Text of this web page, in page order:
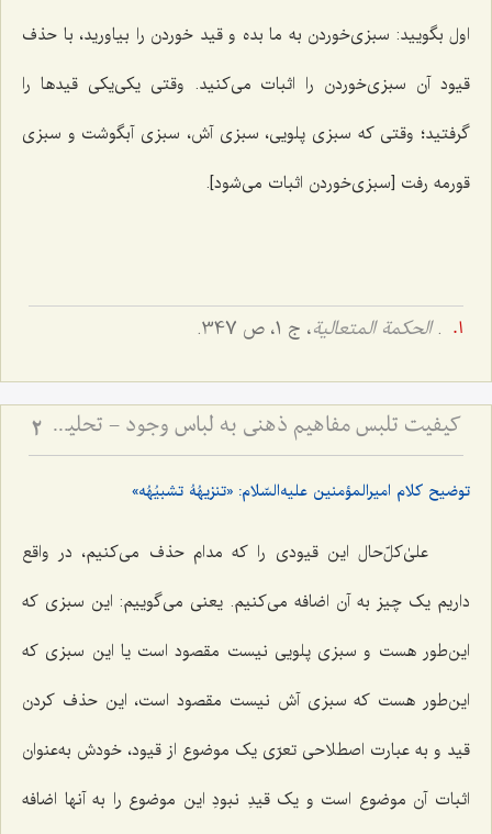
اول بگویید: سبزی‌خوردن به ما بده و قید خوردن را بیاورید، با حذف
قیود آن سبزی‌خوردن را اثبات می‌کنید. وقتی یکی‌یکی قیدها را
گرفتید؛ وقتی که سبزی پلویی، سبزی آش، سبزی آبگوشت و سبزی
قورمه رفت [سبزی‌خوردن اثبات می‌شود].
.الحکمة المتعالیة، ج 1، ص 347.
کیفیت تلبس مفاهیم ذهنی به لباس وجود - تحلیل نسبت میان مفاهیم اعتباری و حقیقت وجود در ذهن 2
توضیح کلام امیرالمؤمنین علیه‌السّلام: «تنزیهُهُ تشبیُهُه»
علیٰ‌کلّ‌حال این قیودی را که مدام حذف می‌کنیم، در واقع
داریم یک چیز به آن اضافه می‌کنیم. یعنی می‌گوییم: این سبزی که
این‌طور هست و سبزی پلویی نیست مقصود است یا این سبزی که
این‌طور هست که سبزی آش نیست مقصود است، این حذف کردن
قید و به عبارت اصطلاحی تعرّی یک موضوع از قیود، خودش به‌عنوان
اثبات آن موضوع است و یک قیدِ نبودِ این موضوع را به آنها اضافه